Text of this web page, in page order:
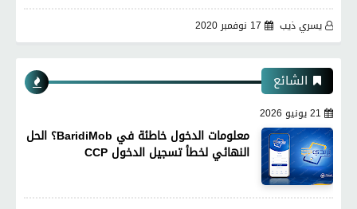
يسري ذيب
17 نوفمبر 2020
الشائع
21 يونيو 2026
معلومات الدخول خاطئة في BaridiMob؟ الحل
النهائي لخطأ تسجيل الدخول CCP